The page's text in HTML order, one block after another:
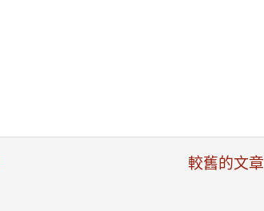
較舊的文章